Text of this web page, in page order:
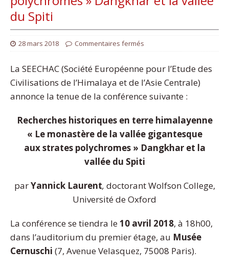
du Spiti
28 mars 2018 Commentaires fermés
La SEECHAC (Société Européenne pour l’Etude des
Civilisations de l’Himalaya et de l’Asie Centrale)
annonce la tenue de la conférence suivante :
Recherches historiques en terre himalayenne
« Le monastère de la vallée gigantesque
auxstrates polychromes » Dangkhar et la
vallée du Spiti
parYannick Laurent, doctorant Wolfson College,
Université de Oxford
La conférence se tiendra le10 avril 2018, à 18h00,
dans l’auditorium du premier étage, au Musée
Cernuschi (7, Avenue Velasquez, 75008 Paris).